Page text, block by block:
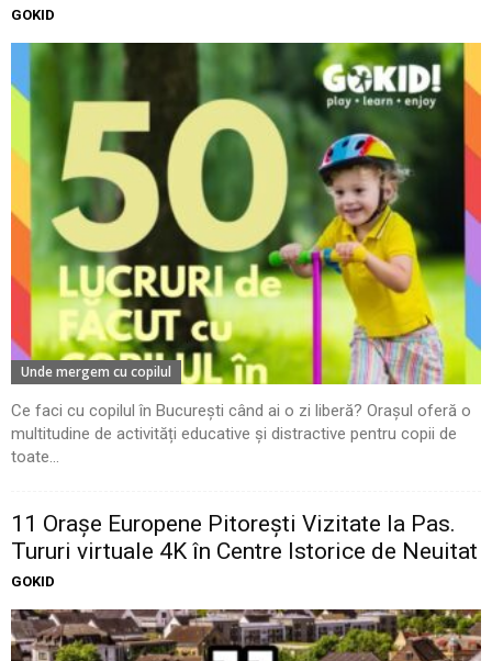
GOKID
Unde mergem cu copilul
Ce faci cu copilul în București când ai o zi liberă? Orașul oferă o
multitudine de activități educative și distractive pentru copii de
toate...
11 Oraşe Europene Pitoreşti Vizitate la Pas.
Tururi virtuale 4K în Centre Istorice de Neuitat
GOKID